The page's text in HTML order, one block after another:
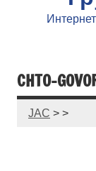
CHTO-
JAC > >